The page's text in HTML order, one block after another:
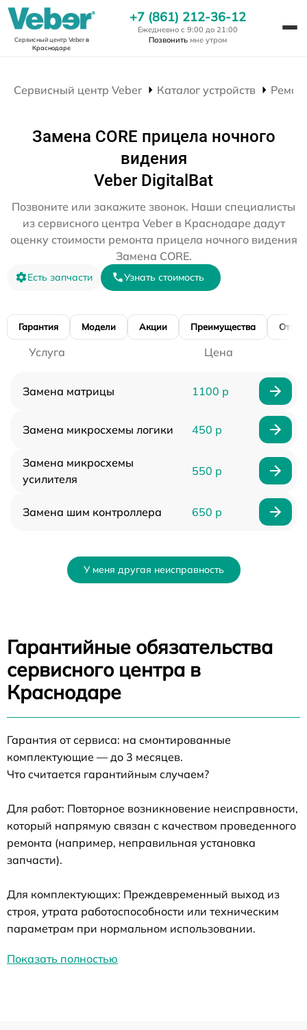
Сервисный центр Veberв
Краснодаре
+7 (861) 212-36-12
Ежедневно с 9:00 до 21:00
Позвонить мне утром
Сервисный центр Veber Каталог устройств
Замена CORE прицела ночного
видения
Veber DigitalBat
Позвоните или закажите звонок. Наши специалисты
из сервисного центра Veber в Краснодаре дадут
оценку стоимости ремонта прицела ночного видения
Замена CORE.
Есть запчасти Узнать стоимость
Гарантия Модели Акции Преимущества
Услуга Цена
Замена матрицы 1100 р
Замена микросхемы логики 450 р
Замена микросхемы
усилителя
550 р
Замена шим контроллера 650 р
У меня другая неисправность
Гарантийные обязательства
сервисного центра в
Краснодаре
Гарантия от сервиса: на смонтированные
комплектующие — до 3 месяцев.
Что считается гарантийным случаем?
Для работ: Повторное возникновение неисправности,
который напрямую связан с качеством проведенного
ремонта (например, неправильная установка
запчасти).
Для комплектующих: Преждевременный выход из
строя, утрата работоспособности или техническим
параметрам при нормальном использовании.
Показать полностью